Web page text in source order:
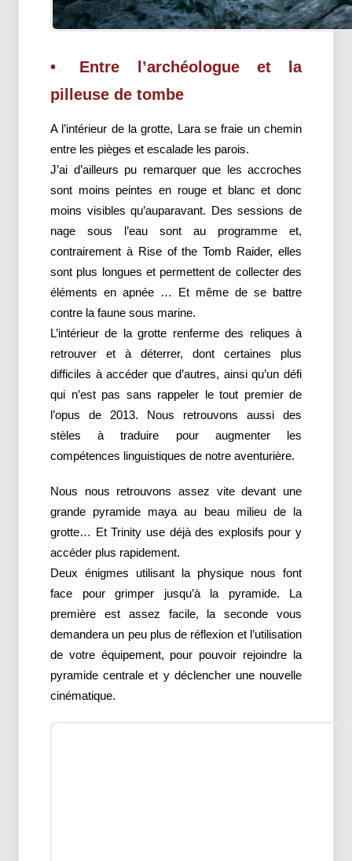
Entre l’archéologue et la
pilleuse de tombe
A l’intérieur de la grotte, Lara se fraie un chemin
entre les pièges et escalade les parois.
J’ai d’ailleurs pu remarquer que les accroches
sont moins peintes en rouge et blanc et donc
moins visibles qu’auparavant. Des sessions de
nage sous l’eau sont au programme et,
contrairement à Rise of the Tomb Raider, elles
sont plus longues et permettent de collecter des
éléments en apnée … Et même de se battre
contre la faune sous marine.
L’intérieur de la grotte renferme des reliques à
retrouver et à déterrer, dont certaines plus
difficiles à accéder que d’autres, ainsi qu’un défi
qui n’est pas sans rappeler le tout premier de
l’opus de 2013. Nous retrouvons aussi des
stèles à traduire pour augmenter les
compétences linguistiques de notre aventurière.
Nous nous retrouvons assez vite devant une
grande pyramide maya au beau milieu de la
grotte… Et Trinity use déjà des explosifs pour y
accéder plus rapidement.
Deux énigmes utilisant la physique nous font
face pour grimper jusqu’à la pyramide. La
première est assez facile, la seconde vous
demandera un peu plus de réflexion et l’utilisation
de votre équipement, pour pouvoir rejoindre la
pyramide centrale et y déclencher une nouvelle
cinématique.